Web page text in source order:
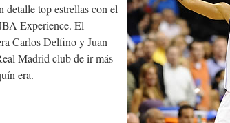
top estrellas con el
Experience. El
Carlos Delfino y Juan
Madrid club de ir más
era.